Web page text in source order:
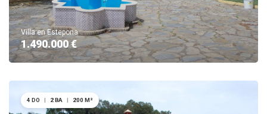
Villa en Estepona
1.490.000 €
4 DO | 2 BA | 200 M²